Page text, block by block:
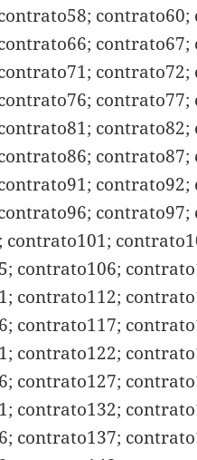
contrato60;
contrato67;
contrato72;
contrato77;
contrato82;
contrato87;
contrato92;
contrato97;
contrato106;
contrato112;
contrato117;
contrato122;
contrato127;
contrato132;
contrato137;